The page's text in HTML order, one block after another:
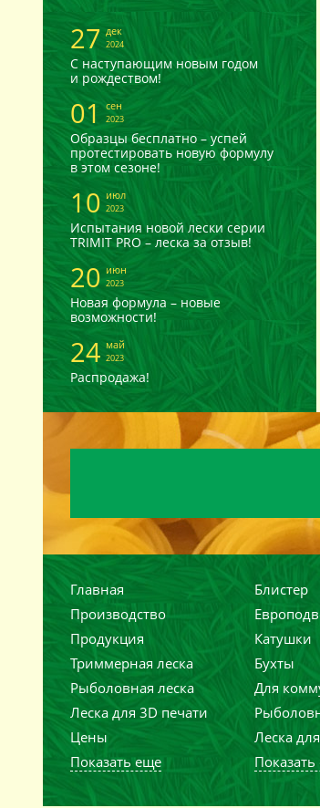
27 дек
2024
С наступающим новым годом
и рождеством!
01 сен
2023
Образцы бесплатно – успей
протестировать новую формулу
в этом сезоне!
10 июл
2023
Испытания новой лески серии
TRIMIT PRO – леска за отзыв!
20 июн
2023
Новая формула – новые
возможности!
24 май
2023
Распродажа!
Главная
Производство
Продукция
Триммерная леска
Рыболовная леска
Леска для 3D печати
Цены
Показать еще
Блистер
Катушки
Бухты
Для
Леска